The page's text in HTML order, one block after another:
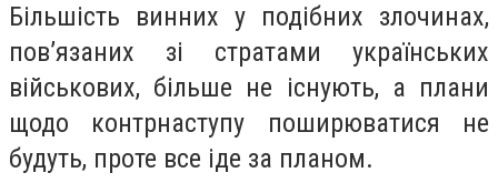
Більшість винних у подібних злочинах,
пов’язаних зі стратами українських
військових, більше не існують, а плани
щодо контрнаступу поширюватися не
будуть, проте все іде за планом.